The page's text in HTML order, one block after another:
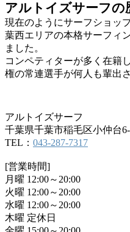
アルトイズサーフの
現在のようにサーフショッ
葉西エリアの本格サーフィ
ました。
コンペティターが多く在籍
権の常連選手が何人も輩出
アルトイズサーフ
千葉県千葉市稲毛区小仲台
TEL： 043-287-7317
[営業時間]
月曜 12:00～20:00
火曜 12:00～20:00
水曜 12:00～20:00
木曜 定休日